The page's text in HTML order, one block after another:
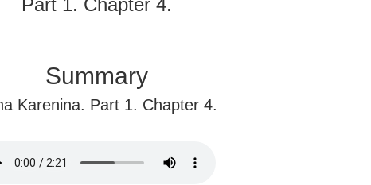
Part 1. Chapter 4.
Summary
Karenina. Part 1. Chapter 4.